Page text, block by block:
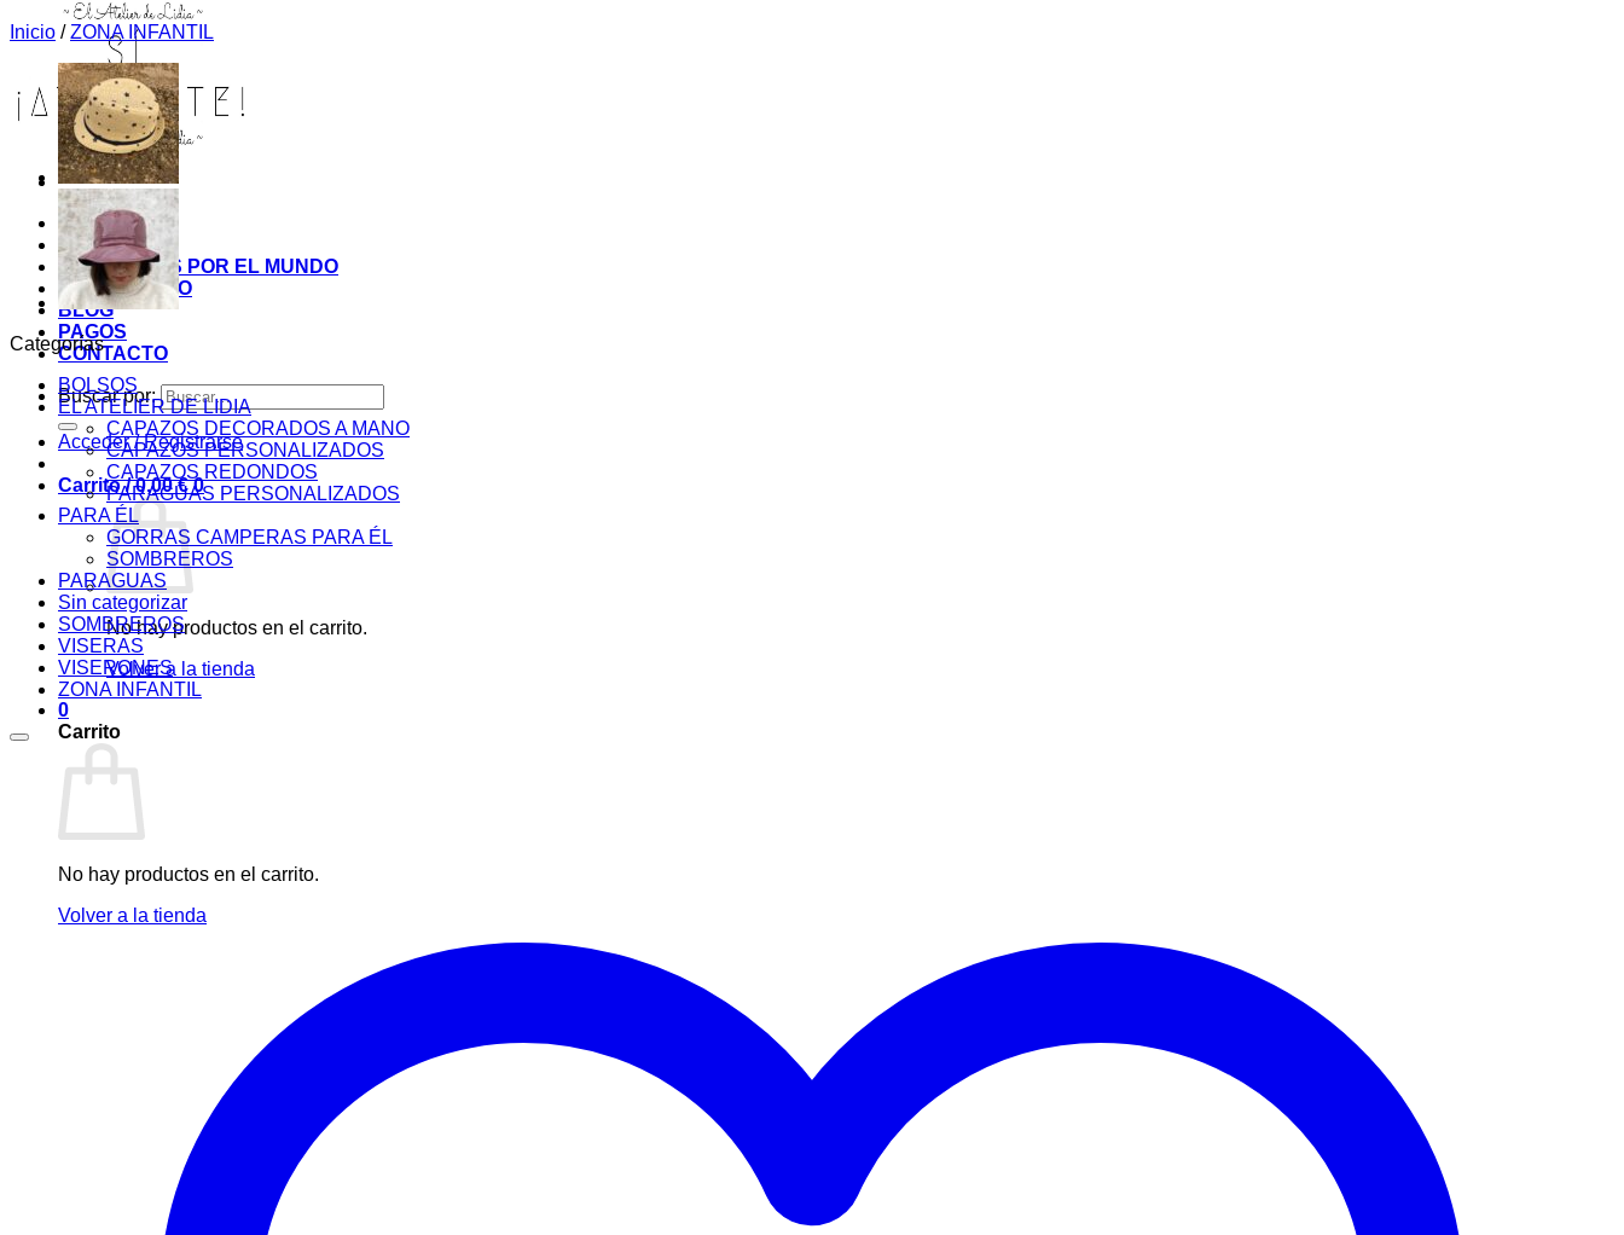
INICIO
TIENDA
MIS COSITAS POR EL MUNDO
EL COMIENZO
BLOG
PAGOS
CONTACTO
Buscar por:
Acceder / Registrarse
Carrito /0,00€ 0
No hay productos en el carrito.
Volver a la tienda
0
Carrito
No hay productos en el carrito.
Volver a la tienda
Inicio / ZONA INFANTIL
Categorías
BOLSOS
EL ATELIER DE LIDIA
CAPAZOS DECORADOS A MANO
CAPAZOS PERSONALIZADOS
CAPAZOS REDONDOS
PARAGUAS PERSONALIZADOS
PARA ÉL
GORRAS CAMPERAS PARA ÉL
SOMBREROS
PARAGUAS
Sin categorizar
SOMBREROS
VISERAS
VISERONES
ZONA INFANTIL